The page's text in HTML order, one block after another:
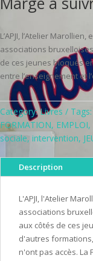
L’APJI, l’Atelier
associations
de ces jeunes bloqués
entre l’enseignement et
Category:Livres Tags:
FORMATION, EMPLOI,
sociale, intervention,
Description
L'APJI, l'Atelier
associations
aux côtés de ces
d'autres
n'ont pas accès. La